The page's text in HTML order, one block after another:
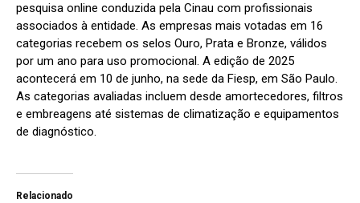
pesquisa online conduzida pela Cinau com profissionais
associados à entidade. As empresas mais votadas em 16
categorias recebem os selos Ouro, Prata e Bronze, válidos
por um ano para uso promocional. A edição de 2025
acontecerá em 10 de junho, na sede da Fiesp, em São Paulo.
As categorias avaliadas incluem desde amortecedores, filtros
e embreagens até sistemas de climatização e equipamentos
de diagnóstico.
Relacionado